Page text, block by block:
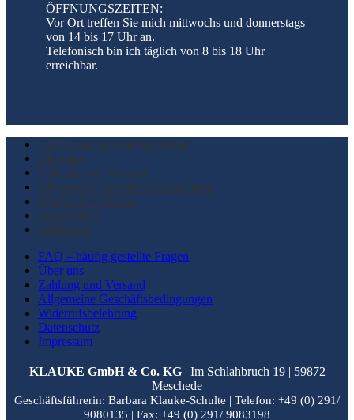
ÖFFNUNGSZEITEN:
Vor Ort treffen Sie mich mittwochs und donnerstags
von 14 bis 17 Uhr an.
Telefonisch bin ich täglich von 8 bis 18 Uhr
erreichbar.
FAQ – häufig gestellte Fragen
Über uns
Zahlung und Versand
Allgemeine Geschäftsbedingungen
Widerrufsbelehrung
Datenschutz
Impressum
FAQ – häufig gestellte Fragen
Über uns
Zahlung und Versand
Allgemeine Geschäftsbedingungen
Widerrufsbelehrung
Datenschutz
Impressum
KLAUKE GmbH & Co. KG| Im Schlahbruch 19 | 59872
Meschede
Geschäftsführerin: Barbara Klauke-Schulte | Telefon: +49 (0) 291/
9080135 | Fax: +49 (0) 291/ 9083198